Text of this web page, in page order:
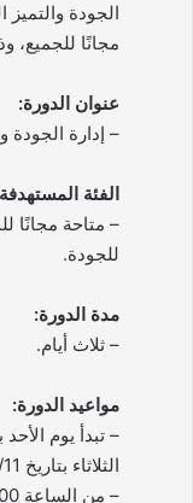
الجودة
مجانًا للجميع،
عنوان الدورة:
– إدارة الجودة
الفئة
– متاحة مجانًا
للجودة.
مدة الدورة:
– ثلاث أيام.
مواعيد الدورة:
الثلاثاء بتاريخ 2025/11/11م.
– من الساعة 7:00 مساءً حتى الساعة 10:00 مساءً.